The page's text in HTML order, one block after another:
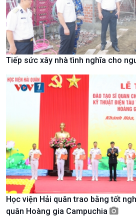
Văn hoá & Du lịch
Tin Văn hoá & Du lịch
Chát với người nổi tiếng
Câu chuyện Thể thao
Ảnh
E-
Tiếp sức xây nhà tình nghĩa cho
Học viện Hải quân trao bằng tốt
quân Hoàng gia Campuchia